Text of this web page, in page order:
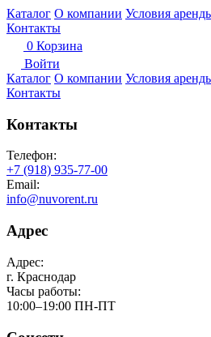
Каталог О компании Условия
Контакты
0 Корзина
Войти
Каталог О компании Условия
Контакты
Контакты
Телефон:
+7 (918) 935-77-00
Email:
info@nuvorent.ru
Адрес
Адрес:
г. Краснодар
Часы работы:
10:00–19:00 ПН-ПТ